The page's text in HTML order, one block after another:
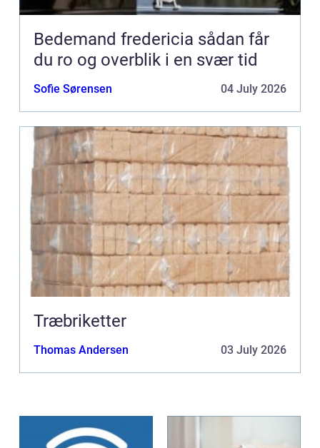
Bedemand fredericia sådan får
du ro og overblik i en svær tid
Sofie Sørensen 04 July 2026
Træbriketter
Thomas Andersen 03 July 2026